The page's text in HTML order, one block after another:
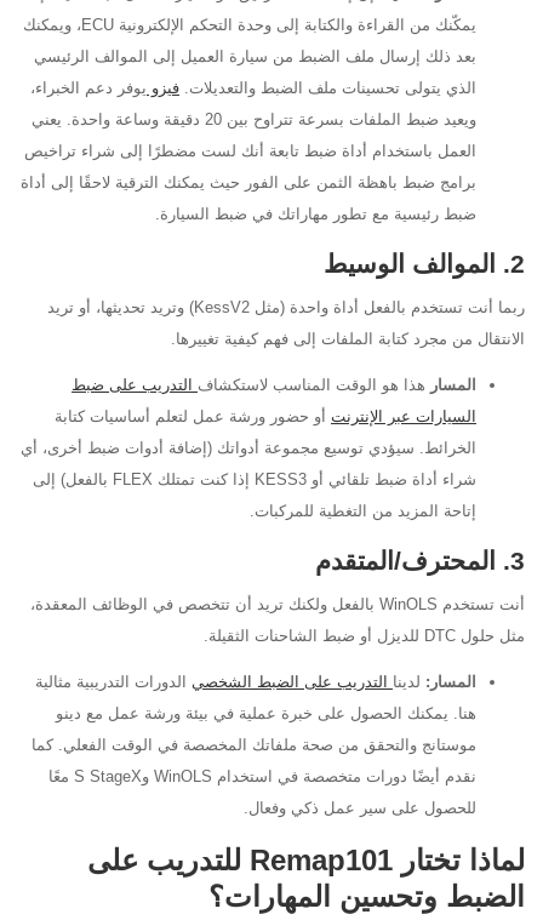
يمكّنك من القراءة والكتابة إلى وحدة التحكم الإلكترونية ECU، ويمكنك
بعد ذلك إرسال ملف الضبط من سيارة العميل إلى الموالف الرئيسي
الذي يتولى تحسينات ملف الضبط والتعديلات. فيزو يوفر دعم الخبراء،
ويعيد ضبط الملفات بسرعة تتراوح بين 20 دقيقة وساعة واحدة. يعني
العمل باستخدام أداة ضبط تابعة أنك لست مضطرًا إلى شراء تراخيص
برامج ضبط باهظة الثمن على الفور حيث يمكنك الترقية لاحقًا إلى أداة
ضبط رئيسية مع تطور مهاراتك في ضبط السيارة.
2. الموالف الوسيط
ربما أنت تستخدم بالفعل أداة واحدة (مثل KessV2) وتريد تحديثها، أو تريد
الانتقال من مجرد كتابة الملفات إلى فهم كيفية تغييرها.
المسار هذا هو الوقت المناسب لاستكشاف التدريب على ضبط
السيارات عبر الإنترنت أو حضور ورشة عمل لتعلم أساسيات كتابة
الخرائط. سيؤدي توسيع مجموعة أدواتك (إضافة أدوات ضبط أخرى، أي
شراء أداة ضبط تلقائي أو KESS3 إذا كنت تمتلك FLEX بالفعل) إلى
إتاحة المزيد من التغطية للمركبات.
3. المحترف/المتقدم
أنت تستخدم WinOLS بالفعل ولكنك تريد أن تتخصص في الوظائف المعقدة،
مثل حلول DTC للديزل أو ضبط الشاحنات الثقيلة.
المسار: لدينا التدريب على الضبط الشخصي الدورات التدريبية مثالية
هنا. يمكنك الحصول على خبرة عملية في بيئة ورشة عمل مع دينو
موستانج والتحقق من صحة ملفاتك المخصصة في الوقت الفعلي. كما
نقدم أيضًا دورات متخصصة في استخدام WinOLS وS StageX معًا
للحصول على سير عمل ذكي وفعال.
لماذا تختار Remap101 للتدريب على
الضبط وتحسين المهارات؟